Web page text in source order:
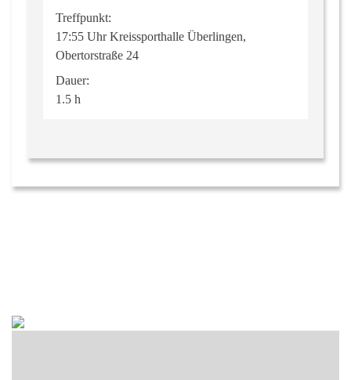
Treffpunkt:
17:55 Uhr Kreissporthalle Überlingen,
Obertorstraße 24
Dauer:
1.5 h